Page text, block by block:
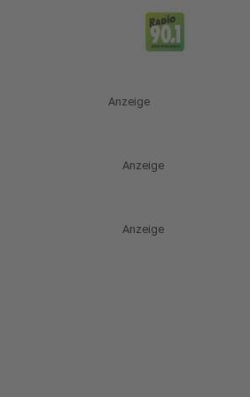
Anzeige
Anzeige
Anzeige